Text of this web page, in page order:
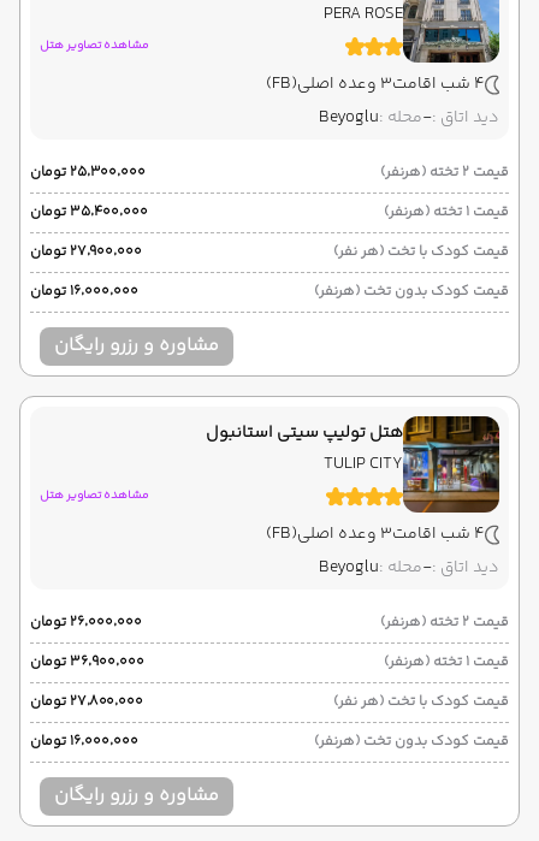
PERA ROSE
مشاهده تصاویر هتل
4 شب اقامت 3 وعده اصلی
(FB)
دید اتاق :-محله :Beyoglu
قیمت 2 تخته (هرنفر)
۲۵٬۳۰۰٬۰۰۰ تومان
قیمت 1 تخته (هرنفر)
۳۵٬۴۰۰٬۰۰۰ تومان
قیمت کودک با تخت (هر نفر)
۲۷٬۹۰۰٬۰۰۰ تومان
قیمت کودک بدون تخت (هرنفر)
۱۶٬۰۰۰٬۰۰۰ تومان
مشاوره و رزرو رایگان
هتل تولیپ سیتی استانبول
TULIP CITY
مشاهده تصاویر هتل
4 شب اقامت 3 وعده اصلی
(FB)
دید اتاق :-محله :Beyoglu
قیمت 2 تخته (هرنفر)
۲۶٬۰۰۰٬۰۰۰ تومان
قیمت 1 تخته (هرنفر)
۳۶٬۹۰۰٬۰۰۰ تومان
قیمت کودک با تخت (هر نفر)
۲۷٬۸۰۰٬۰۰۰ تومان
قیمت کودک بدون تخت (هرنفر)
۱۶٬۰۰۰٬۰۰۰ تومان
مشاوره و رزرو رایگان